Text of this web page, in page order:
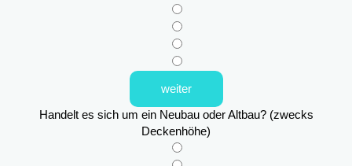
weiter
Handelt es sich um ein Neubau oder Altbau? (zwecks
Deckenhöhe)